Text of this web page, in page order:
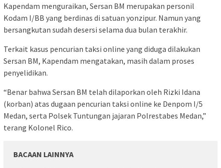
Kapendam menguraikan, Sersan BM merupakan personil
Kodam I/BB yang berdinas di satuan yonzipur. Namun yang
bersangkutan sudah desersi selama dua bulan terakhir.
Terkait kasus pencurian taksi online yang diduga dilakukan
Sersan BM, Kapendam mengatakan, masih dalam proses
penyelidikan.
“Benar bahwa Sersan BM telah dilaporkan oleh Rizki Idana
(korban) atas dugaan pencurian taksi online ke Denpom I/5
Medan, serta Polsek Tuntungan jajaran Polrestabes Medan,”
terang Kolonel Rico.
BACAAN LAINNYA